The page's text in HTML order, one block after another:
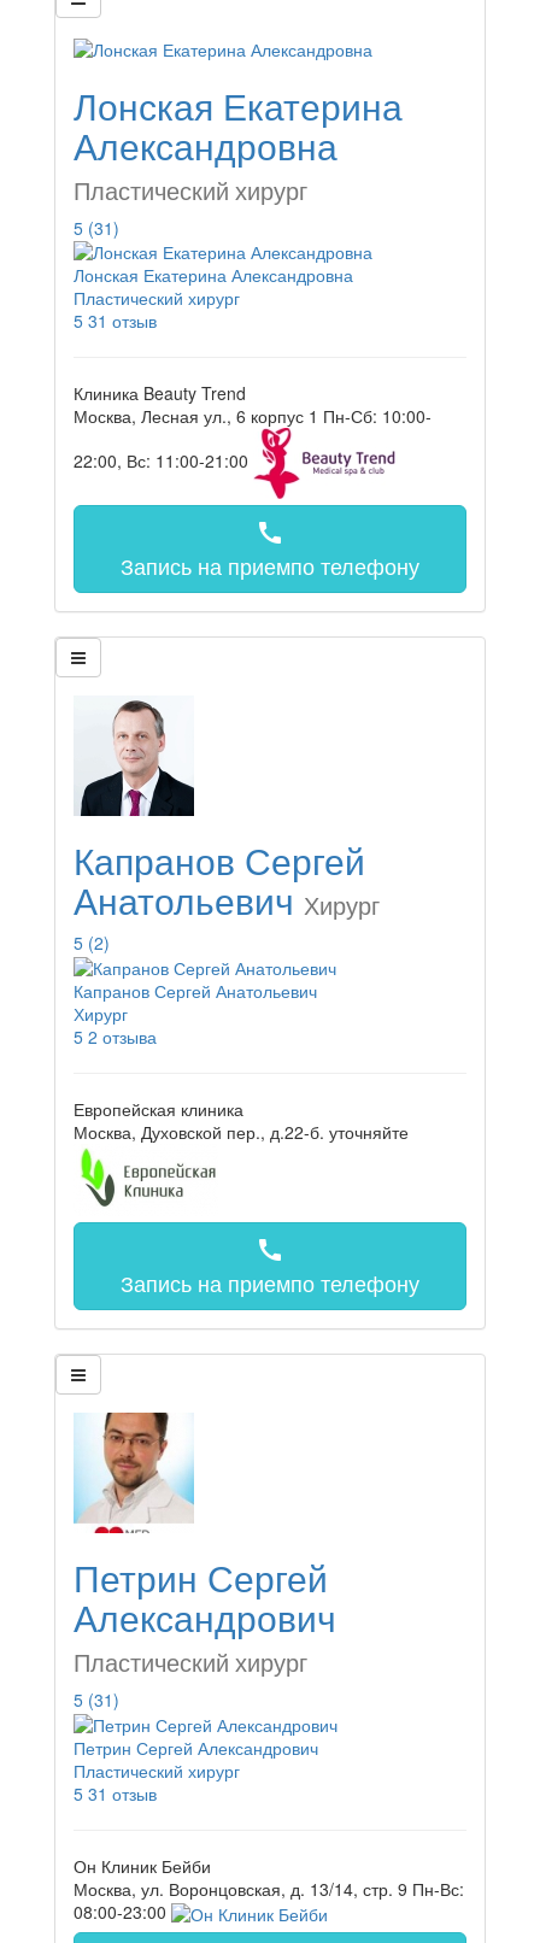
Лонская Екатерина
Александровна
Пластический хирург
5 (31)
Лонская Екатерина Александровна
Пластический хирург
5 31 отзыв
Клиника Beauty Trend
Москва, Лесная ул., 6 корпус 1 Пн-Сб: 10:00-
22:00, Вс: 11:00-21:00
call
Запись на приемпо телефону
Капранов Сергей
Анатольевич Хирург
5 (2)
Капранов Сергей Анатольевич
Хирург
5 2 отзыва
Европейская клиника
Москва, Духовской пер., д.22-б. уточняйте
call
Запись на приемпо телефону
Петрин Сергей
Александрович
Пластический хирург
5 (31)
Петрин Сергей Александрович
Пластический хирург
5 31 отзыв
Он Клиник Бейби
Москва, ул. Воронцовская, д. 13/14, стр. 9 Пн-Вс:
08:00-23:00